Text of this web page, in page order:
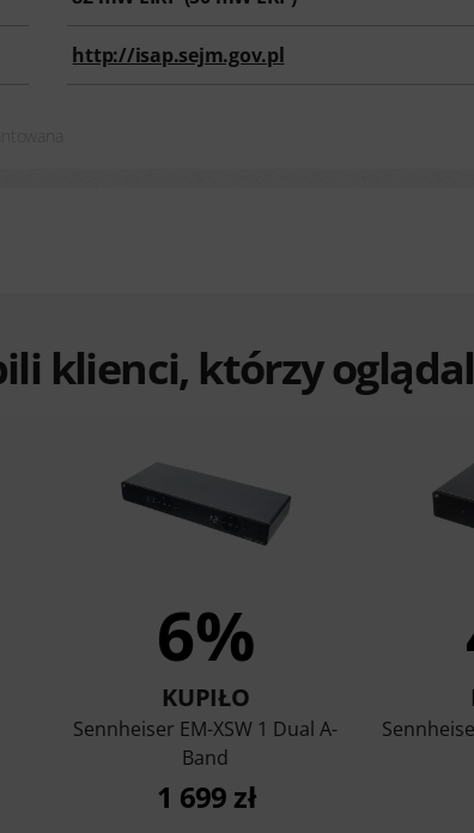
http://isap.sejm.gov.pl
klienci, którzy
6%
KUPIŁO
Sennheiser EM-XSW 1 Dual A-
Band
1 699 zł